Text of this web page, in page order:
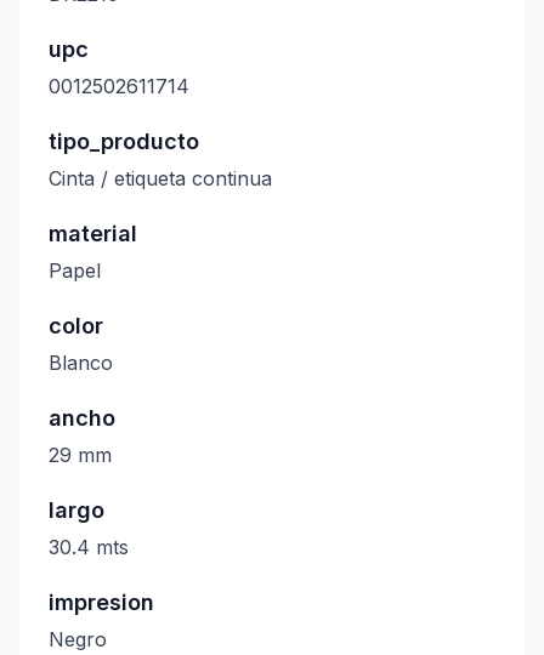
upc
0012502611714
tipo_producto
Cinta / etiqueta continua
material
Papel
color
Blanco
ancho
29 mm
largo
30.4 mts
impresion
Negro